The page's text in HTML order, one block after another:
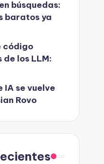
búsquedas:
baratos ya
código
los LLM:
IA se vuelve
Rovo